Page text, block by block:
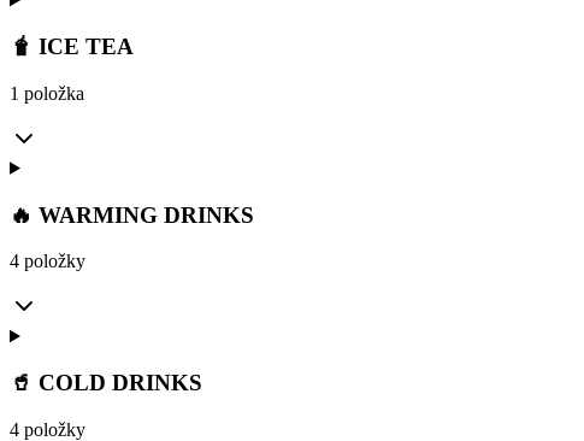
🧋 ICE TEA
1 položka
🔥 WARMING DRINKS
4 položky
🥤 COLD DRINKS
4 položky